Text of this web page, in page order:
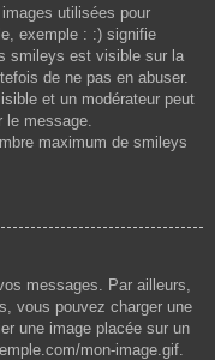
utilisées pour
exemple : :) signifie
smileys est visible sur la
de ne pas en abuser.
et un modérateur peut
le message.
maximum de smileys
messages. Par ailleurs,
vous pouvez charger une
une image placée sur un
mon-image.gif.